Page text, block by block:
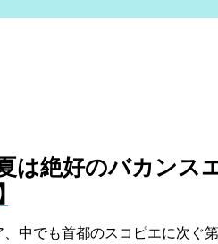
夏は絶好のバカンス
中でも首都のスコピエに次ぐ